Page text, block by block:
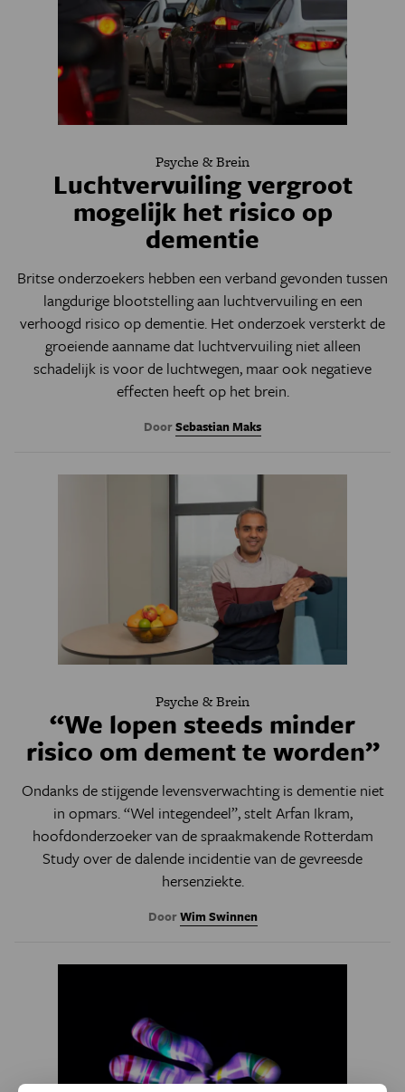
Psyche & Brein
Luchtvervuiling vergroot
mogelijk het risico op
dementie
Britse onderzoekers hebben een verband gevonden tussen
langdurige blootstelling aan luchtvervuiling en een
verhoogd risico op dementie. Het onderzoek versterkt de
groeiende aanname dat luchtvervuiling niet alleen
schadelijk is voor de luchtwegen, maar ook negatieve
effecten heeft op het brein.
DoorSebastian Maks
Psyche & Brein
“We lopen steeds minder
risico om dement te worden”
Ondanks de stijgende levensverwachting is dementie niet
in opmars. “Wel integendeel”, stelt Arfan Ikram,
hoofdonderzoeker van de spraakmakende Rotterdam
Study over de dalende incidentie van de gevreesde
hersenziekte.
DoorWim Swinnen